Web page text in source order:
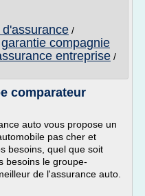
/
garantie compagnie
entreprise /
comparateur
auto vous propose un
pas cher et
besoins, quel que soit
besoins le groupe-
de l'assurance auto.